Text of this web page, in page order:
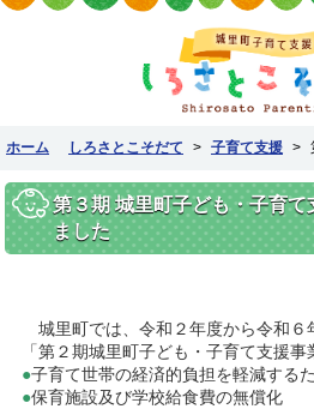
ホーム しろさとこそだて > 子育て支援 >
第３期 城里町子ども・子育
ました
城里町では、令和２年度から令和６
「第２期城里町子ども・子育て支援事
●子育て世帯の経済的負担を軽減する
●保育施設及び学校給食費の無償化